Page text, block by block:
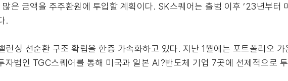
은 금액을 주주환원에 투입할 계획이다. SK스퀘어는 출범 이후 ‘23년부터
.
싱 선순환 구조 확립을 한층 가속화하고 있다. 지난 1월에는 포트폴리오
자법인 TGC스퀘어를 통해 미국과 일본 AI?반도체 기업 7곳에 선제적으로